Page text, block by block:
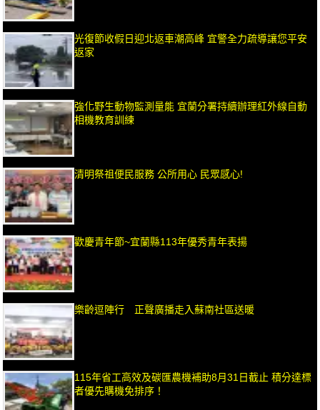
光復節收假日迎北返車潮高峰 宜警全力疏導讓您平安
返家
強化野生動物監測量能 宜蘭分署持續辦理紅外線自動
相機教育訓練
清明祭祖便民服務 公所用心 民眾感心!
歡慶青年節~宜蘭縣113年優秀青年表揚
樂齡逗陣行 正聲廣播走入蘇南社區送暖
115年省工高效及碳匯農機補助8月31日截止 積分達標
者優先購機免排序！